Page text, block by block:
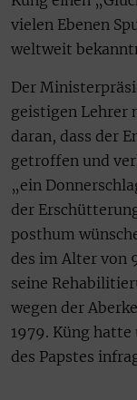
vielen Ebenen
weltweit
Der
geistigen Lehrer
daran, dass der
getroffen und
„ein
der
posthum
des im Alter von
seine
wegen der
1979. Küng
des Papstes